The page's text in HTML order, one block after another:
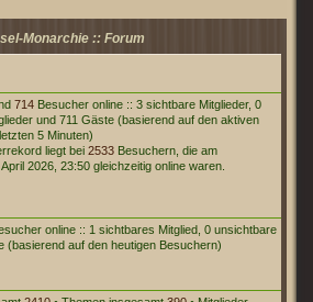
Monarchie :: Forum
714 Besucher online :: 3 sichtbare Mitglieder, 0
und 711 Gäste (basierend auf den aktiven
5 Minuten)
liegt bei 2533 Besuchern, die am
2026, 23:50 gleichzeitig online waren.
online :: 1 sichtbares Mitglied, 0 unsichtbare
(basierend auf den heutigen Besuchern)